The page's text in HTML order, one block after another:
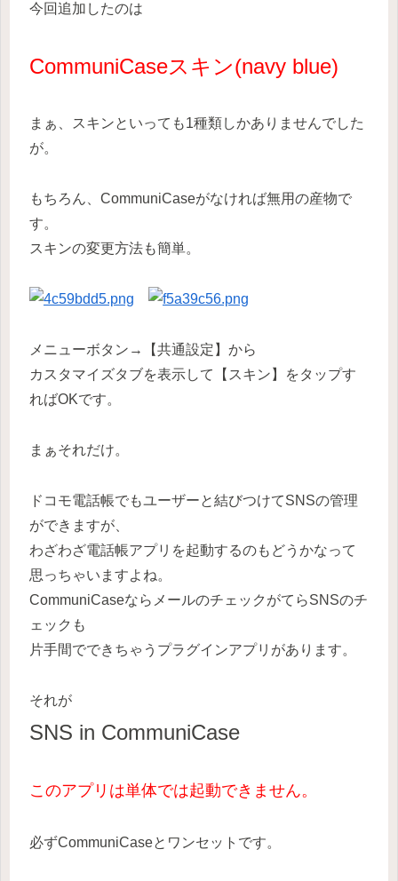
今回追加したのは
CommuniCaseスキン(navy blue)
まぁ、スキンといっても1種類しかありませんでした
が。
もちろん、CommuniCaseがなければ無用の産物で
す。
スキンの変更方法も簡単。
メニューボタン→【共通設定】から
カスタマイズタブを表示して【スキン】をタップす
ればOKです。
まぁそれだけ。
ドコモ電話帳でもユーザーと結びつけてSNSの管理
ができますが、
わざわざ電話帳アプリを起動するのもどうかなって
思っちゃいますよね。
CommuniCaseならメールのチェックがてらSNSのチ
ェックも
片手間でできちゃうプラグインアプリがあります。
それが
SNS in CommuniCase
このアプリは単体では起動できません。
必ずCommuniCaseとワンセットです。